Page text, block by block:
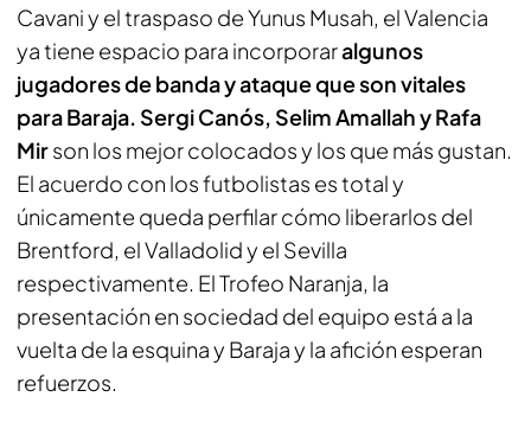
Cavani y el traspaso de Yunus Musah, el Valencia
ya tiene espacio para incorporaralgunos
jugadores de banda y ataque que son vitales
para Baraja. Sergi Canós, Selim Amallah y Rafa
Mirson los mejor colocados y los que más gustan.
El acuerdo con los futbolistas es total y
únicamente queda perfilar cómo liberarlos del
Brentford, el Valladolid y el Sevilla
respectivamente. El Trofeo Naranja, la
presentación en sociedad del equipo está a la
vuelta de la esquina y Baraja y la afición esperan
refuerzos.